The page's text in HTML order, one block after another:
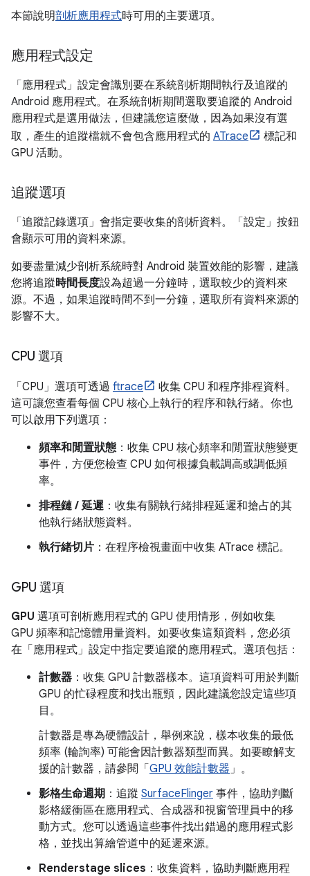
本節說明剖析應用程式時可用的主要選項。
應用程式設定
「應用程式」 設定會識別要在系統剖析期間執行及追蹤的
Android 應用程式。在系統剖析期間選取要追蹤的 Android
應用程式是選用做法，但建議您這麼做，因為如果沒有選
取，產生的追蹤檔就不會包含應用程式的 ATrace
標記和
GPU 活動。
追蹤選項
「追蹤記錄選項」 會指定要收集的剖析資料。「設定」 按鈕
會顯示可用的資料來源。
如要盡量減少剖析系統時對 Android 裝置效能的影響，建議
您將追蹤時間長度設為超過一分鐘時，選取較少的資料來
源。不過，如果追蹤時間不到一分鐘，選取所有資料來源的
影響不大。
CPU 選項
「CPU」 選項可透過 ftrace
收集 CPU 和程序排程資料。
這可讓您查看每個 CPU 核心上執行的程序和執行緒。你也
可以啟用下列選項：
頻率和閒置狀態：收集 CPU 核心頻率和閒置狀態變更
事件，方便您檢查 CPU 如何根據負載調高或調低頻
率。
排程鏈 / 延遲 ：收集有關執行緒排程延遲和搶占的其
他執行緒狀態資料。
執行緒切片 ：在程序檢視畫面中收集 ATrace 標記。
GPU 選項
GPU 選項可剖析應用程式的 GPU 使用情形，例如收集
GPU 頻率和記憶體用量資料。如要收集這類資料，您必須
在「應用程式」 設定中指定要追蹤的應用程式。選項包括：
計數器 ：收集 GPU 計數器樣本。這項資料可用於判斷
GPU 的忙碌程度和找出瓶頸，因此建議您設定這些項
目。
計數器是專為硬體設計，舉例來說，樣本收集的最低
頻率 (輪詢率) 可能會因計數器類型而異。 如要瞭解支
援的計數器，請參閱「 GPU 效能計數器」。
影格生命週期 ：追蹤 SurfaceFlinger 事件，協助判斷
影格緩衝區在應用程式、合成器和視窗管理員中的移
動方式。您可以透過這些事件找出錯過的應用程式影
格，並找出算繪管道中的延遲來源。
Renderstage slices ：收集資料，協助判斷應用程